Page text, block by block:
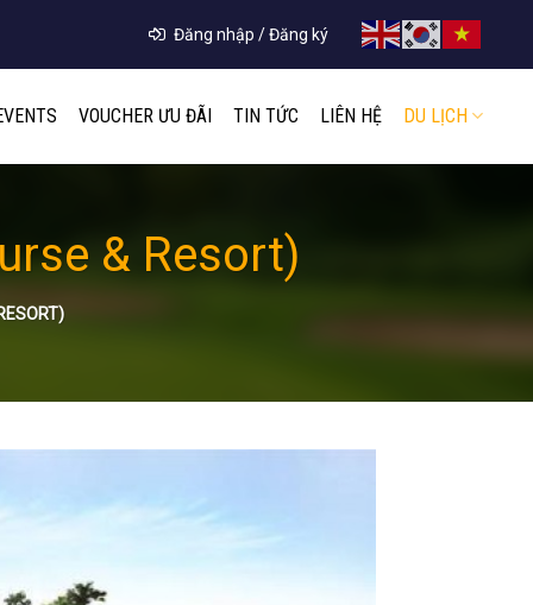
Đăng nhập / Đăng ký
VOUCHER ƯU ĐÃI TIN TỨC LIÊN HỆ DU LỊCH
& Resort)